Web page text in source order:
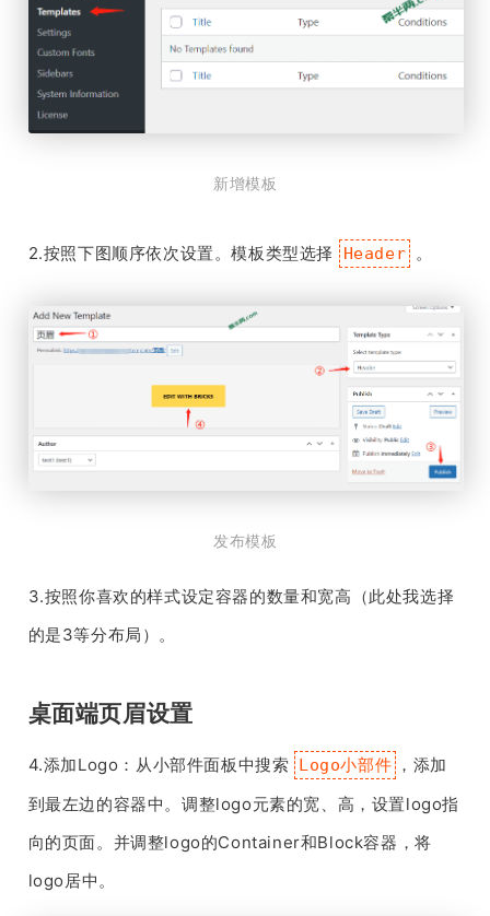
新增模板
2.按照下图顺序依次设置。模板类型选择 Header 。
发布模板
3.按照你喜欢的样式设定容器的数量和宽高（此处我选择
的是3等分布局）。
桌面端页眉设置
4.添加Logo：从小部件面板中搜索 Logo小部件 ，添加
到最左边的容器中。调整logo元素的宽、高，设置logo指
向的页面。并调整logo的Container和Block容器，将
logo居中。